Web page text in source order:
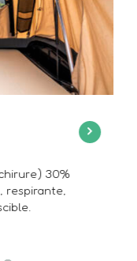
30%
respirante,